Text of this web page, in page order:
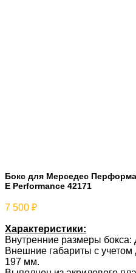
Бокс для Мерседес
E Performance 42171
7 500 ₽
Характеристики:
Внутренние размеры
Внешние габариты с
197 мм.